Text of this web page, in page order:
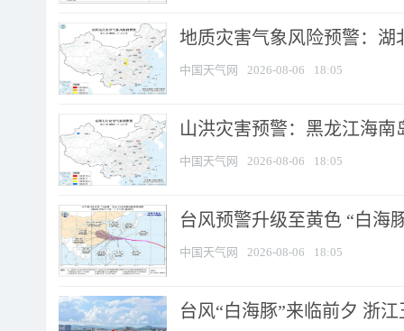
地质灾害气象风险预警：湖
中国天气网 2026-08-06 18:05
山洪灾害预警：黑龙江海
中国天气网 2026-08-06 18:05
台风预警升级至黄色 “白海
中国天气网 2026-08-06 18:05
台风“白海豚”来临前夕 浙